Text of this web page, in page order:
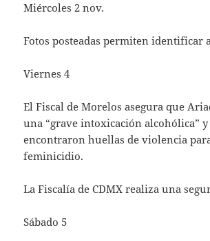
Miércoles 2 nov.
Fotos posteadas permiten identificar
Viernes 4
El Fiscal de Morelos asegura que
una “grave intoxicación alcohólica”
encontraron huellas de violencia
feminicidio.
La Fiscalía de CDMX realiza una
Sábado 5